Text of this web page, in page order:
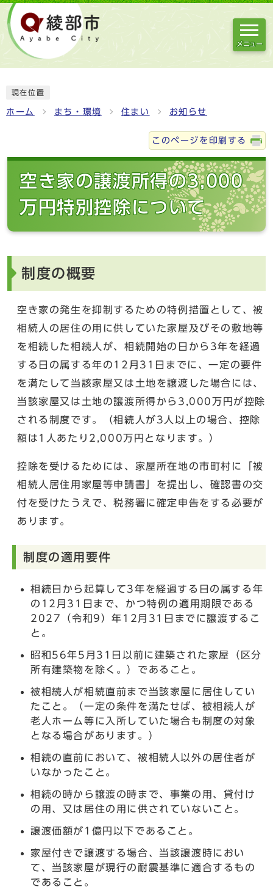
メニュー
現在位置
ホーム まち・環境 住まい お知らせ
このページを印刷する
空き家の譲渡所得の3,000
万円特別控除について
制度の概要
空き家の発生を抑制するための特例措置として、被
相続人の居住の用に供していた家屋及びその敷地等
を相続した相続人が、相続開始の日から3年を経過
する日の属する年の12月31日までに、一定の要件
を満たして当該家屋又は土地を譲渡した場合には、
当該家屋又は土地の譲渡所得から3,000万円が控除
される制度です。（相続人が3人以上の場合、控除
額は1人あたり2,000万円となります。​）
控除を受けるためには、家屋所在地の市町村に「被
相続人居住用家屋等申請書」を提出し、確認書の交
付を受けたうえで、税務署に確定申告をする必要が
あります。
制度の適用要件
相続日から起算して3年を経過する日の属する年
の12月31日まで、かつ特例の適用期限である
2027（令和9）年12月31日までに譲渡するこ
と。
昭和56年5月31日以前に建築された家屋（区分
所有建築物を除く。）であること。
被相続人が相続直前まで当該家屋に居住してい
たこと。（一定の条件を満たせば、被相続人が
老人ホーム等に入所していた場合も制度の対象
となる場合があります。）
相続の直前において、被相続人以外の居住者が
いなかったこと。
相続の時から譲渡の時まで、事業の用、貸付け
の用、又は居住の用に供されていないこと。
譲渡価額が1億円以下であること。
家屋付きで譲渡する場合、当該譲渡時におい
て、当該家屋が現行の耐震基準に適合するもの
であること。